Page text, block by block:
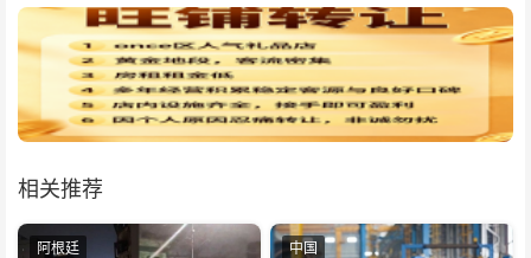
相关推荐
阿根廷 中国